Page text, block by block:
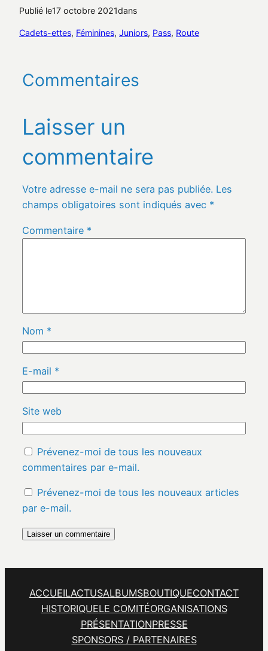
Publié le17 octobre 2021dans
Cadets-ettes, Féminines, Juniors, Pass, Route
Commentaires
Laisser un
commentaire
Votre adresse e-mail ne sera pas publiée. Les
champs obligatoires sont indiqués avec *
Commentaire *
Nom *
E-mail *
Site web
Prévenez-moi de tous les nouveaux
commentaires par e-mail.
Prévenez-moi de tous les nouveaux articles
par e-mail.
ACCUEILACTUSALBUMSBOUTIQUECONTACT
HISTORIQUELE COMITÉORGANISATIONS
PRÉSENTATIONPRESSE
SPONSORS / PARTENAIRES